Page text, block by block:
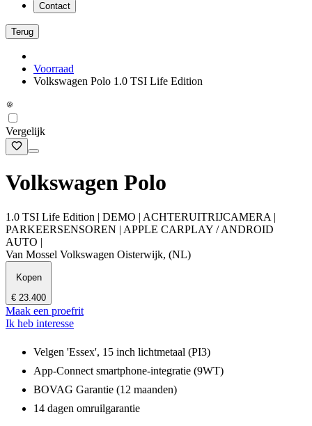
Contact
Terug
Voorraad
Volkswagen Polo 1.0 TSI Life Edition
Vergelijk
Volkswagen Polo
1.0 TSI Life Edition | DEMO | ACHTERUITRIJCAMERA |
PARKEERSENSOREN | APPLE CARPLAY / ANDROID
AUTO |
Van Mossel Volkswagen Oisterwijk, (NL)
Kopen
€ 23.400
Maak een proefrit
Ik heb interesse
Velgen 'Essex', 15 inch lichtmetaal (PI3)
App-Connect smartphone-integratie (9WT)
BOVAG Garantie (12 maanden)
14 dagen omruilgarantie